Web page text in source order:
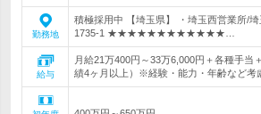
勤務地
積極採用中 【埼玉県】 ・埼玉西営業所/
1735-1 ★★★★★★★★★★★★…
給与
月給21万400円～33万6,000円＋各種手当
績4ヶ月以上）※経験・能力・年齢など考